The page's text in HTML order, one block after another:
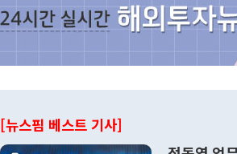
[뉴스핌 베스트 기사]